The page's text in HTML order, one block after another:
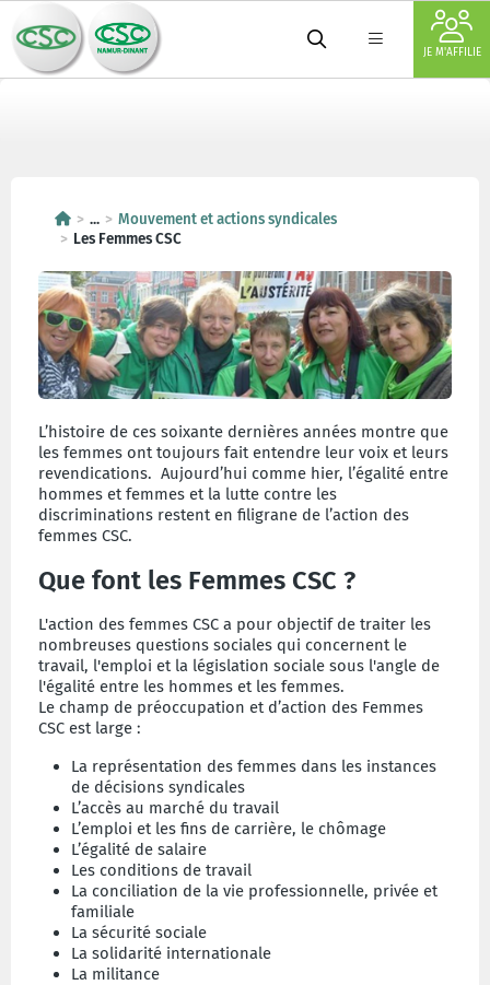
JE M'AFFILIE
...
Mouvement et actions syndicales
Les Femmes CSC
L’histoire de ces soixante dernières années montre que
les femmes ont toujours fait entendre leur voix et leurs
revendications. Aujourd’hui comme hier, l’égalité entre
hommes et femmes et la lutte contre les
discriminations restent en filigrane de l’action des
femmes CSC.
Que font les Femmes CSC ?
L'action des femmes CSC a pour objectif de traiter les
nombreuses questions sociales qui concernent le
travail, l'emploi et la législation sociale sous l'angle de
l'égalité entre les hommes et les femmes.
Le champ de préoccupation et d’action des Femmes
CSC est large :
La représentation des femmes dans les instances
de décisions syndicales
L’accès au marché du travail
L’emploi et les fins de carrière, le chômage
L’égalité de salaire
Les conditions de travail
La conciliation de la vie professionnelle, privée et
familiale
La sécurité sociale
La solidarité internationale
La militance